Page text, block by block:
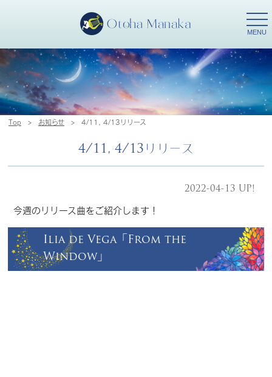
MENU
Top > お知らせ > 4/11, 4/13リリース
4/11, 4/13リリース
2022-04-13 UP!
今週のリリース曲をご紹介します！
Ilia de Vega「From the
Window」